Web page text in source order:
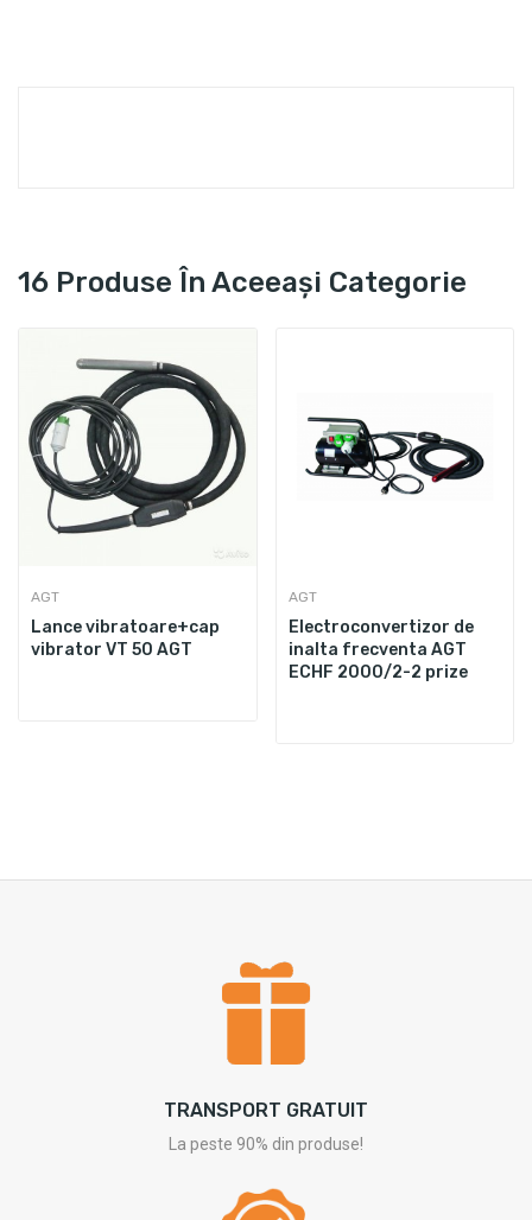
16 Produse În Aceeași Categorie
AGT
Lance vibratoare+cap
vibrator VT 50 AGT
AGT
Electroconvertizor de
inalta frecventa AGT
ECHF 2000/2-2 prize
TRANSPORT GRATUIT
La peste 90% din produse!